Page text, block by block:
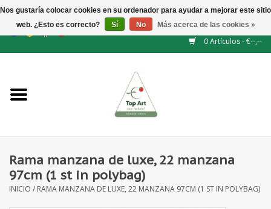
GBP/CHF /BGN/
0 Artículos - €--,--
NUEVO
Flores artificiales
Rama manzana de luxe, 22 manzana
97cm (1 st in polybag)
INICIO / RAMA MANZANA DE LUXE, 22 MANZANA 97CM (1 ST IN POLYBAG)
Nos gustaría colocar cookies en su ordenador para ayudar a mejorar este sitio
web. ¿Esto es correcto?
Sí No Más acerca de las cookies »